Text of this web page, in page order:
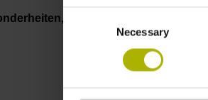
Necessary
Längenmessgerät